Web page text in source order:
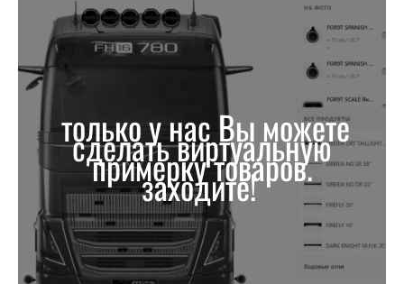
только у нас Вы можете
сделать виртуальную
примерку товаров.
заходите!